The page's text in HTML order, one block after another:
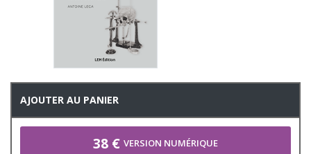
AJOUTER AU PANIER
38 € VERSION NUMÉRIQUE